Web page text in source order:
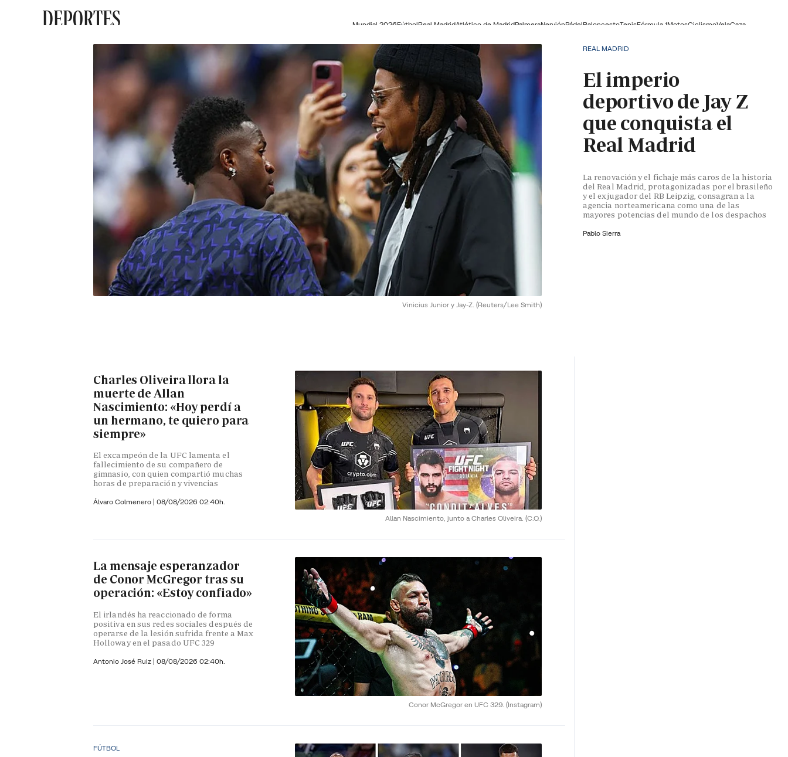
DEPORTES Mundial 2026FútbolReal MadridAtlético de MadridPalmeraNerviónPádelBaloncestoTenisFórmula 1MotosCiclismoVelaCaza
Vinicius Junior y Jay-Z. (Reuters/Lee Smith)
REAL MADRID
El imperio
deportivo de Jay Z
que conquista el
Real Madrid
La renovación y el fichaje más caros de la historia
del Real Madrid, protagonizadas por el brasileño
y el exjugador del RB Leipzig, consagran a la
agencia norteamericana como una de las
mayores potencias del mundo de los despachos
Pablo Sierra
Allan Nascimiento, junto a Charles Oliveira. (C.O.)
Charles Oliveira llora la
muerte de Allan
Nascimiento: «Hoy perdí a
un hermano, te quiero para
siempre»
El excampeón de la UFC lamenta el
fallecimiento de su compañero de
gimnasio, con quien compartió muchas
horas de preparación y vivencias
Álvaro Colmenero | 08/08/2026 02:40h.
Conor McGregor en UFC 329. (Instagram)
La mensaje esperanzador
de Conor McGregor tras su
operación: «Estoy confiado»
El irlandés ha reaccionado de forma
positiva en sus redes sociales después de
operarse de la lesión sufrida frente a Max
Holloway en el pasado UFC 329
Antonio José Ruiz | 08/08/2026 02:40h.
FÚTBOL